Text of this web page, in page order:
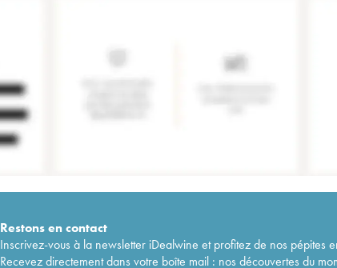
Restons encontact
Inscrivez-vous à la newsletter iDealwine et profitez de nos pépites
Recevez directement dans votre boîte mail : nos découvertes du